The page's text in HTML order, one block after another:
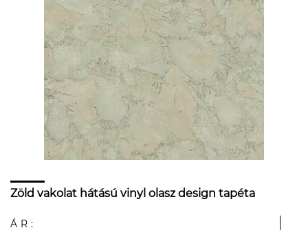
Zöld vakolat hátású vinyl olasz design tapéta
ÁR: